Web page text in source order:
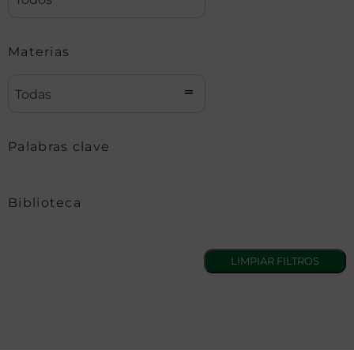
Materias
Todas
Palabras clave
Biblioteca